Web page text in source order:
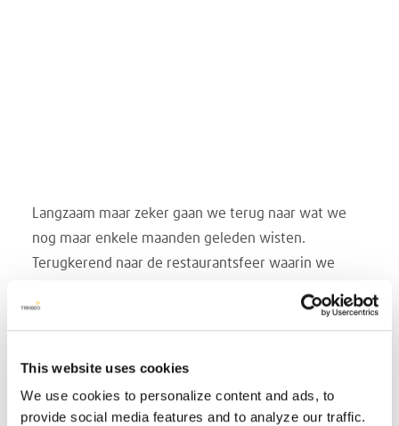
This website uses cookies
We use cookies to personalize content and ads, to
provide social media features and to analyze our traffic.
Langzaam maar zeker gaan we terug naar wat we
nog maar enkele maanden geleden wisten.
Terugkerend naar de restaurantsfeer waarin we
favoriete nagelsalon om ons te laten verwennen en
de nieuwste aanwinst in een spannende serie te
bekijken en zelfs een ontsnapping naar het
creatieve, om je verbeelding uit te dagen zoals